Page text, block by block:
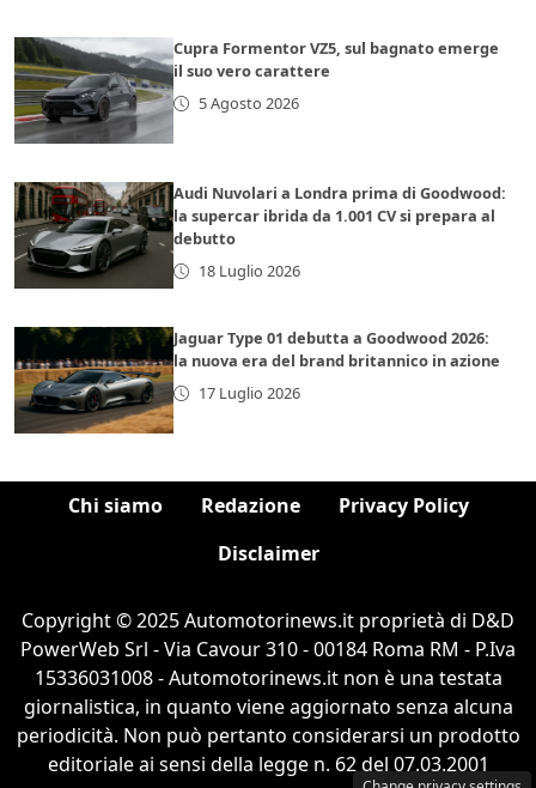
Cupra Formentor VZ5, sul bagnato emerge
il suo vero carattere
5 Agosto 2026
Audi Nuvolari a Londra prima di Goodwood:
la supercar ibrida da 1.001 CV si prepara al
debutto
18 Luglio 2026
Jaguar Type 01 debutta a Goodwood 2026:
la nuova era del brand britannico in azione
17 Luglio 2026
Chi siamo Redazione
Privacy Policy
Disclaimer
Copyright © 2025 Automotorinews.it proprietà di D&D
PowerWeb Srl - Via Cavour 310 - 00184 Roma RM - P.Iva
15336031008 - Automotorinews.it non è una testata
giornalistica, in quanto viene aggiornato senza alcuna
periodicità. Non può pertanto considerarsi un prodotto
editoriale ai sensi della legge n. 62 del 07.03.2001